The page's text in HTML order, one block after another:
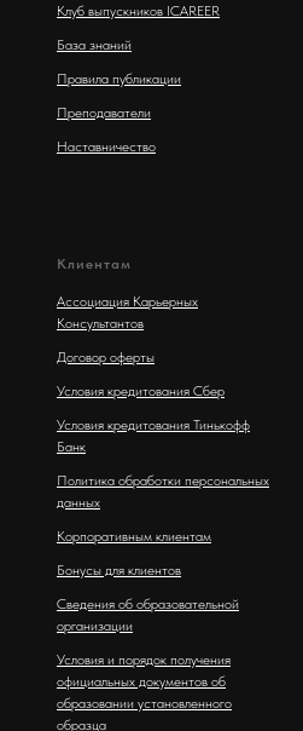
Клуб выпускников ICAREER
База знаний
Правила публикации
Преподаватели
Наставничество
Клиентам
Ассоциация Карьерных
Консультантов
Договор оферты
Условия кредитования Сбер
Условия кредитования Тинькофф
Банк
Политика обработки персональных
данных
Корпоративным клиентам
Бонусы для клиентов
Сведения об образовательной
организации
Условия и порядок получения
официальных документов об
образовании установленного
образца